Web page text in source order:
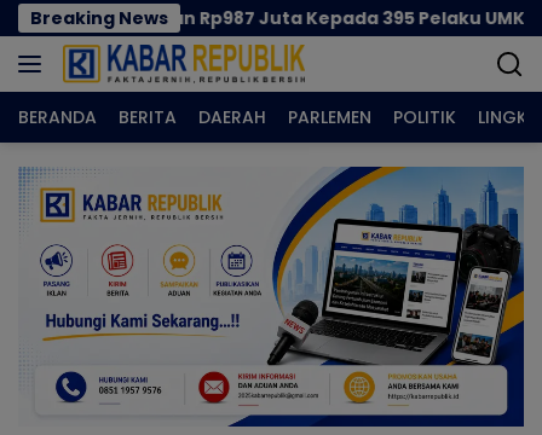
Langsung
ke
konten
Breaking News
Salurkan Rp987 Juta Kepada 395 Pelaku UMKM
BERANDA BERITA DAERAH PARLEMEN POLITIK